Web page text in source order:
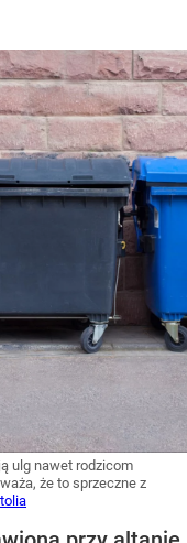
ulg nawet rodzicom
że to sprzeczne z